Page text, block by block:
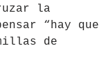
la
“hay que
de